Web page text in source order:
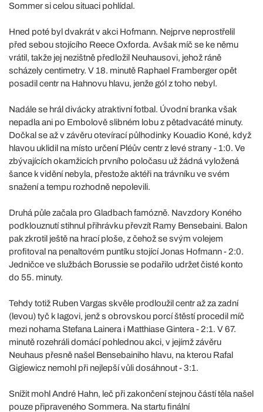
Sommer si celou situaci pohlídal.
Hned poté byl dvakrát v akci Hofmann. Nejprve neprostřelil
před sebou stojícího Reece Oxforda. Avšak míč se ke němu
vrátil, takže jej nezištně předložil Neuhausovi, jehož ráně
scházely centimetry. V 18. minutě Raphael Framberger opět
posadil centr na Hahnovu hlavu, jenže gól z toho nebyl.
Nadále se hrál divácky atraktivní fotbal. Úvodní branka však
nepadla ani po Embolově slibném lobu z pětadvacáté minuty.
Dočkal se až v závěru otevírací půlhodinky Kouadio Koné, když
hlavou uklidil na místo určení Pléův centr z levé strany - 1:0. Ve
zbývajících okamžicích prvního poločasu už žádná vyložená
šance k vidění nebyla, přestože aktéři na trávníku ve svém
snažení a tempu rozhodně nepolevili.
Druhá půle začala pro Gladbach famózně. Navzdory Koného
podklouznutí stihnul přihrávku převzít Ramy Bensebaini. Balon
pak zkrotil ještě na hrací ploše, z čehož se svým volejem
profitoval na penaltovém puntíku stojící Jonas Hofmann - 2:0.
Jedničce ve službách Borussie se podařilo udržet čisté konto
do 55. minuty.
Tehdy totiž Ruben Vargas skvěle prodloužil centr až za zadní
(levou) tyč k Iagovi, jenž s obrovskou porcí štěstí procedil míč
mezi nohama Stefana Lainera i Matthiase Gintera - 2:1. V 67.
minutě rozehráli domácí pohlednou akci, v jejímž závěru
Neuhaus přesně našel Bensebainiho hlavu, na kterou Rafal
Gigiewicz nemohl při nejlepší vůli dosáhnout - 3:1.
Snížit mohl André Hahn, leč při zakončení stejnou částí těla našel
pouze připraveného Sommera. Na startu finální